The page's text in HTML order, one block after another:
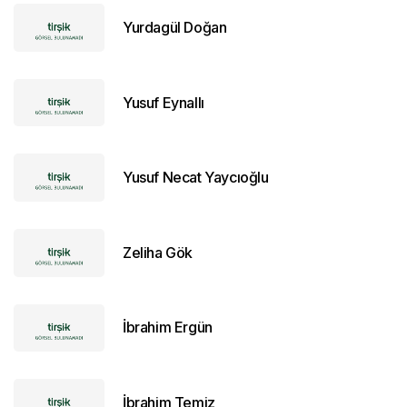
Yurdagül Doğan
Yusuf Eynallı
Yusuf Necat Yaycıoğlu
Zeliha Gök
İbrahim Ergün
İbrahim Temiz